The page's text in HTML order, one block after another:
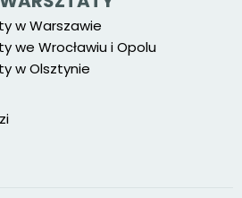
w Warszawie
we Wrocławiu i Opolu
w Olsztynie